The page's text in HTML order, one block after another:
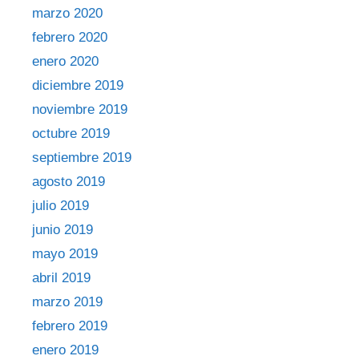
marzo 2020
febrero 2020
enero 2020
diciembre 2019
noviembre 2019
octubre 2019
septiembre 2019
agosto 2019
julio 2019
junio 2019
mayo 2019
abril 2019
marzo 2019
febrero 2019
enero 2019